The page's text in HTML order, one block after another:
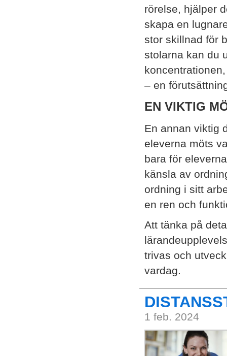
rörelse, hjälper
skapa en
stor skillnad för
stolarna kan du
– en
EN VIKTIG
En annan viktig
eleverna möts
bara för
känsla av
ordning i sitt
en ren och
Att tänka på
trivas och
vardag.
1 feb. 2024